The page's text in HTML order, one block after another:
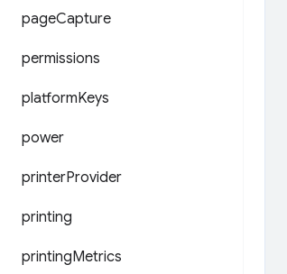
pageCapture
permissions
platformKeys
power
printerProvider
printing
printingMetrics